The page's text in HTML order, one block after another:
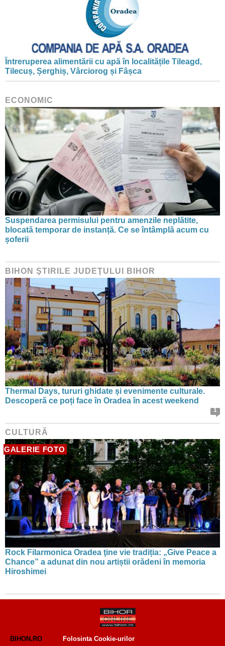
Întreruperea alimentării cu apă în localitățile Tileagd,
Tilecuș, Șerghiș, Vârciorog și Fâșca
ECONOMIC
Suspendarea permisului pentru amenzile neplătite,
blocată temporar de instanță. Ce se întâmplă acum cu
șoferii
BIHON ŞTIRILE JUDEŢULUI BIHOR
Thermal Days, tururi ghidate și evenimente culturale.
Descoperă ce poți face în Oradea în acest weekend
1
CULTURĂ
GALERIE FOTO
Rock Filarmonica Oradea ţine vie tradiția: „Give Peace a
Chance” a adunat din nou artiștii orădeni în memoria
Hiroshimei
BIHON.RO Folosinta Cookie-urilor